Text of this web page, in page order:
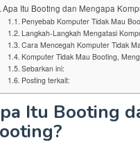
Apa Itu Booting dan Mengapa
Penyebab Komputer Tidak Mau
Langkah-Langkah Mengatasi
Cara Mencegah Komputer Tidak
Komputer Tidak Mau Booting,
Sebarkan ini:
Posting terkait:
Itu Booting